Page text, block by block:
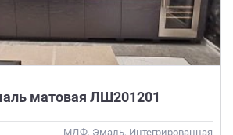
матовая ЛШ201201
МДФ, Эмаль, Интегрированная